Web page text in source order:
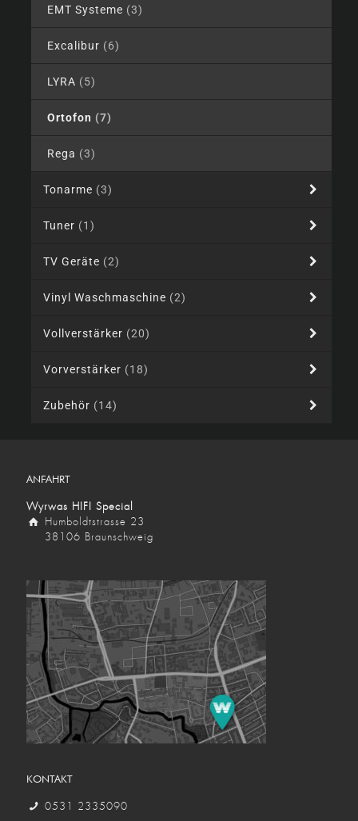
EMT Systeme (3)
Excalibur (6)
LYRA (5)
Ortofon (7)
Rega (3)
Tonarme (3)
Tuner (1)
TV Geräte (2)
Vinyl Waschmaschine (2)
Vollverstärker (20)
Vorverstärker (18)
Zubehör (14)
ANFAHRT
Wyrwas HIFI Special
Humboldtstrasse 23
38106 Braunschweig
KONTAKT
0531 2335090